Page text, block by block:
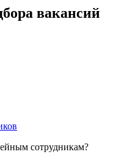
вакансий
сотрудникам?